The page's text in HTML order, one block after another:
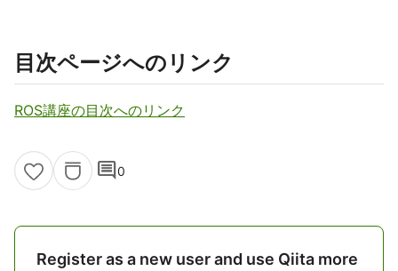
目次ページへのリンク
ROS講座の目次へのリンク
comment0
Register as a new user and use Qiita more